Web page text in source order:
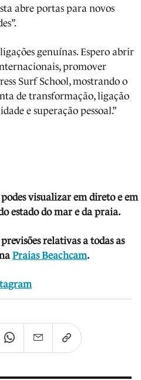
abre portas para novos
genuínas. Espero abrir
promover
Surf School, mostrando o
de transformação, ligação
e superação pessoal.”
podes visualizar em direto e em
estado do mar e da praia.
relativas a todas as
Praias Beachcam.